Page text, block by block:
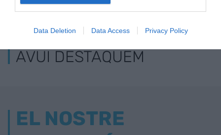
Data Deletion Data Access Privacy Policy
ELS MÉS LLEGITS
AVUI DESTAQUEM
EL NOSTRE